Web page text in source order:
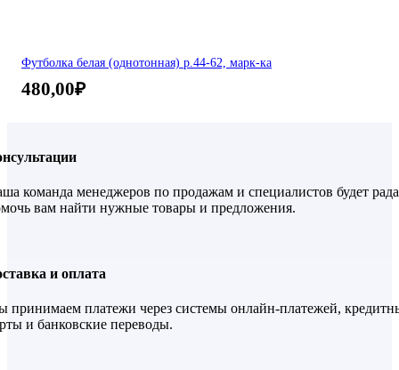
Футболка белая (однотонная) р.44-62, марк-ка
480,00₽
команда менеджеров по продажам и специалистов будет рада
вам найти нужные товары и предложения.
и оплата
принимаем платежи через системы онлайн-платежей,
и банковские переводы.